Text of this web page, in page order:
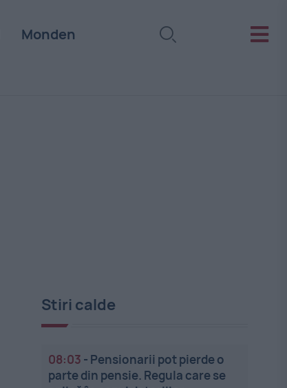
Monden
Stiri calde
08:03 - Pensionarii pot pierde o
parte din pensie. Regula care se